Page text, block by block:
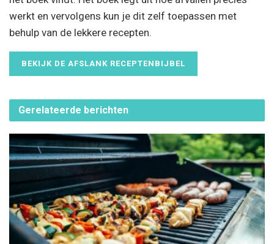
werkt en vervolgens kun je dit zelf toepassen met
behulp van de lekkere recepten.
BEKIJK DE AFSLANK RECEPTENBIJBEL
Gerelateerde berichten